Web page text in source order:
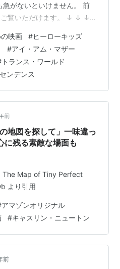
がないといけません。 前
ご覧いただけます。 ↓ ↓ ↓
【前編】
去1年間で観たSF映画（マ
21選【中編】
となっては21作品という中
で…
映画 #ヒーローキッズ
#アイ・アム・マザー
トランス・ワールド
ンデンス
前
地図を探して」一味違っ
に残る素敵な場面も
The Map of Tiny Perfect
より引用
アマゾンオリジナル
#キャスリン・ニュートン
前